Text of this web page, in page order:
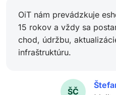
OiT nám prevádzkuje
15 rokov a vždy sa
chod, údržbu,
infraštruktúru.
ŠČ